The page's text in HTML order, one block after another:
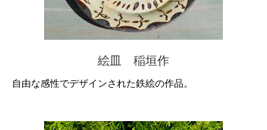
絵皿 稲垣作
自由な感性でデザインされた鉄絵の作品。